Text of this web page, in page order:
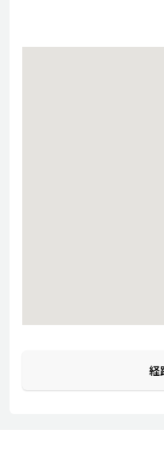
経